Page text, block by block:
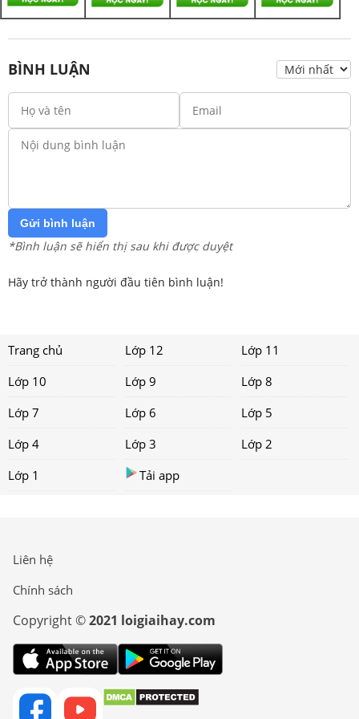
BÌNH LUẬN
Gửi bình luận
*Bình luận sẽ hiển thị sau khi được duyệt
Hãy trở thành người đầu tiên bình luận!
Trang chủ Lớp 12
Lớp 11
Lớp 10
Lớp 9
Lớp 8
Lớp 7
Lớp 6
Lớp 5
Lớp 4
Lớp 3
Lớp 2
Lớp 1
Tải app
Liên hệ
Chính sách
Copyright ©2021 loigiaihay.com